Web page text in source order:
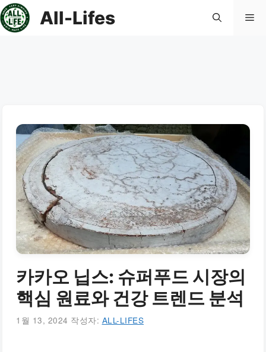
컨
텐
All-Lifes 메
카카오 닙스: 슈퍼푸드 시장의
핵심 원료와 건강 트렌드 분석
1월 13, 2024 작성자: ALL-LIFES